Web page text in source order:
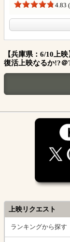
4.83
【兵庫県：6/10上
復活上映なるか!?
上映リクエスト
ランキングから探す